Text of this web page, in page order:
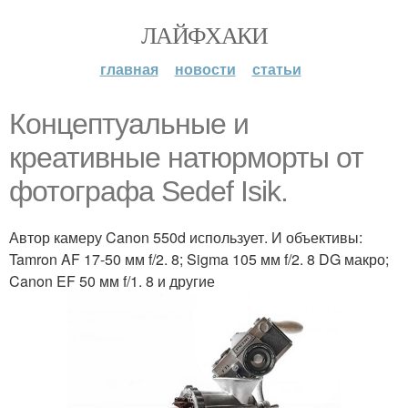
ЛАЙФХАКИ
главная новости статьи
Концептуальные и
креативные натюрморты от
фотографа Sedef Isik.
Автор камеру Canon 550d использует. И объективы:
Tamron AF 17-50 мм f/2. 8; Sigma 105 мм f/2. 8 DG макро;
Canon EF 50 мм f/1. 8 и другие